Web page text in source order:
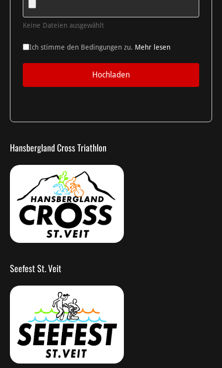
Keine Dateien ausgewählt
Ich stimme den Bedingungen zu. Mehr lesen
Hochladen
Hansbergland Cross Triathlon
Seefest St. Veit